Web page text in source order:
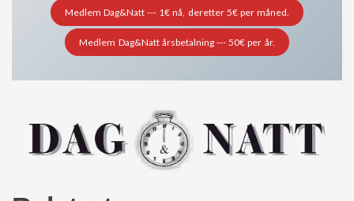
Medlem Dag&Natt --- 1€ nå, deretter 5€ per måned.
Medlem Dag&Natt årsbetalning --- 50€ per år.